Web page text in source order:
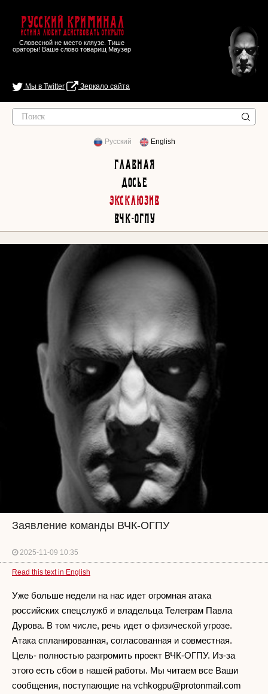
Русский Криминал
Истина любит действовать открыто
Словесной не место кляузе. Тише
ораторы! Ваше слово товарищ Маузер
Мы в Twitter Зеркало сайта
Русский English
Главная
Досье
Эксклюзив
ВЧК-ОГПУ
Заявление команды ВЧК-ОГПУ
2025-11-09 10:35
Read this text in English
Уже больше недели на нас идет огромная атака
российских спецслужб и владельца Телеграм Павла
Дурова. В том числе, речь идет о физической угрозе.
Атака спланированная, согласованная и совместная.
Цель- полностью разгромить проект ВЧК-ОГПУ. Из-за
этого есть сбои в нашей работы. Мы читаем все Ваши
сообщения, поступающие на vchkogpu@protonmail.com